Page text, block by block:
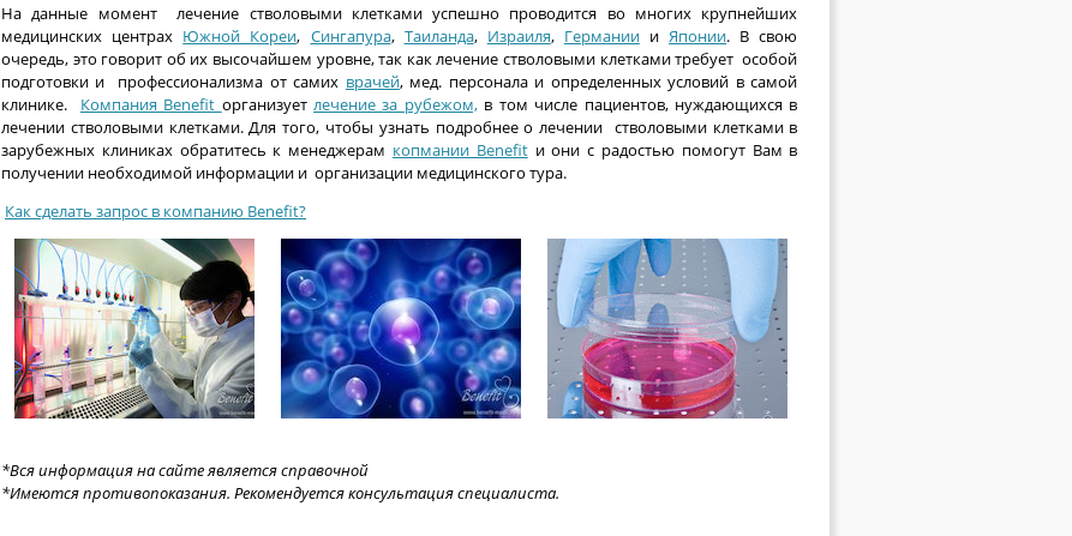
На данные момент лечение стволовыми клетками успешно проводится во многих крупнейших
медицинских центрах Южной Кореи, Сингапура, Таиланда, Израиля, ГерманиииЯпонии. В свою
очередь, это говорит об их высочайшем уровне, так как лечение стволовыми клетками требует особой
подготовки и профессионализма от самих врачей, мед. персонала и определенных условий в самой
клинике. Компания Benefit организуетлечение за рубежом,в том числе пациентов, нуждающихся в
лечении стволовыми клетками. Для того, чтобы узнать подробнее о лечении стволовыми клетками в
зарубежных клиниках обратитесь к менеджерам копмании Benefitи они с радостью помогут Вам в
получении необходимой информации и организации медицинского тура.
Как сделать запрос в компанию Benefit?
*Вся информация на сайте является справочной
*Имеются противопоказания. Рекомендуется консультация специалиста.